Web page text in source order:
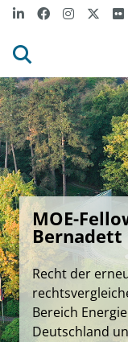
MOE-
Bernadett
Recht der
Bereich
Deutschland